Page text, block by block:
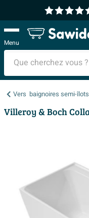
Menu
Vers baignoires semi-îlots